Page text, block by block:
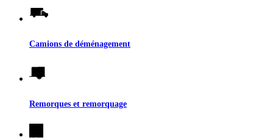
Camions de déménagement
Remorques et remorquage